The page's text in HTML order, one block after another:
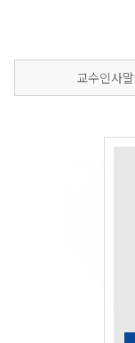
교수인사말